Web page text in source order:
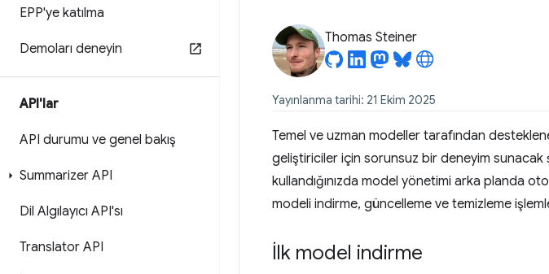
EPP'ye katılma
Demoları deneyin
API'lar
API durumu ve genel bakış
Summarizer API
Dil Algılayıcı API'sı
Translator API
Thomas Steiner
Yayınlanma tarihi: 21 Ekim 2025
Temel ve uzman modeller tarafından
geliştiriciler için sorunsuz bir deneyim sunacak
kullandığınızda model yönetimi arka planda
modeli indirme, güncelleme ve temizleme
İlk model indirme